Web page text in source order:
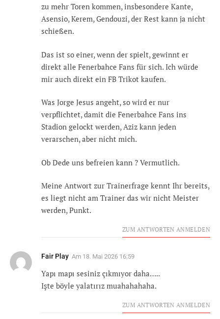
zu mehr Toren kommen, insbesondere Kante,
Asensio, Kerem, Gendouzi, der Rest kann ja nicht
schießen.
Das ist so einer, wenn der spielt, gewinnt er
direkt alle Fenerbahce Fans für sich. Ich würde
mir auch direkt ein FB Trikot kaufen.
Was Jorge Jesus angeht, so wird er nur
verpflichtet, damit die Fenerbahce Fans ins
Stadion gelockt werden, Aziz kann jeden
verarschen, aber nicht mich.
Ob Dede uns befreien kann ? Vermutlich.
Meine Antwort zur Trainerfrage kennt Ihr bereits,
es liegt nicht am Trainer das wir nicht Meister
werden, Punkt.
ZUM ANTWORTEN ANMELDEN
Fair Play Am 18. Mai 2026 16:59
Yapı mapı sesiniz çıkmıyor daha…..
Işte böyle yalatırız muahahahaha.
ZUM ANTWORTEN ANMELDEN